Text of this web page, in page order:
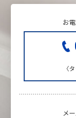
お
〈
メ